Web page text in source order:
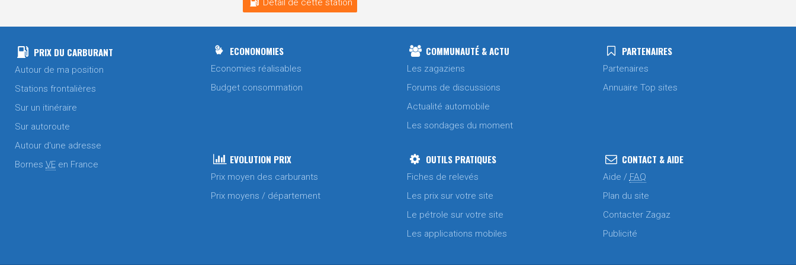
Détail de cette station
PRIX DU CARBURANT
Autour de ma position
Stations frontalières
Sur un itinéraire
Sur autoroute
Autour d'une adresse
Bornes VE en France
ECONONOMIES
Economies réalisables
Budget consommation
COMMUNAUTÉ & ACTU
Les zagaziens
Forums de discussions
Actualité automobile
Les sondages du moment
PARTENAIRES
Partenaires
Annuaire Top sites
EVOLUTION PRIX
Prix moyen des carburants
Prix moyens / département
OUTILS PRATIQUES
Fiches de relevés
Les prix sur votre site
Le pétrole sur votre site
Les applications mobiles
CONTACT & AIDE
Aide / FAQ
Plan du site
Contacter Zagaz
Publicité